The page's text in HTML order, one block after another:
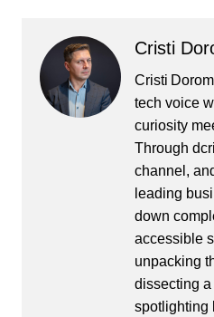
domnul prim ministru
poate sa intre in greva
foamei .... asa…
Cristi
Cristi
tech voice
curiosity
Through
channel,
leading
down
accessible
unpacking
dissecting a
spotlighting